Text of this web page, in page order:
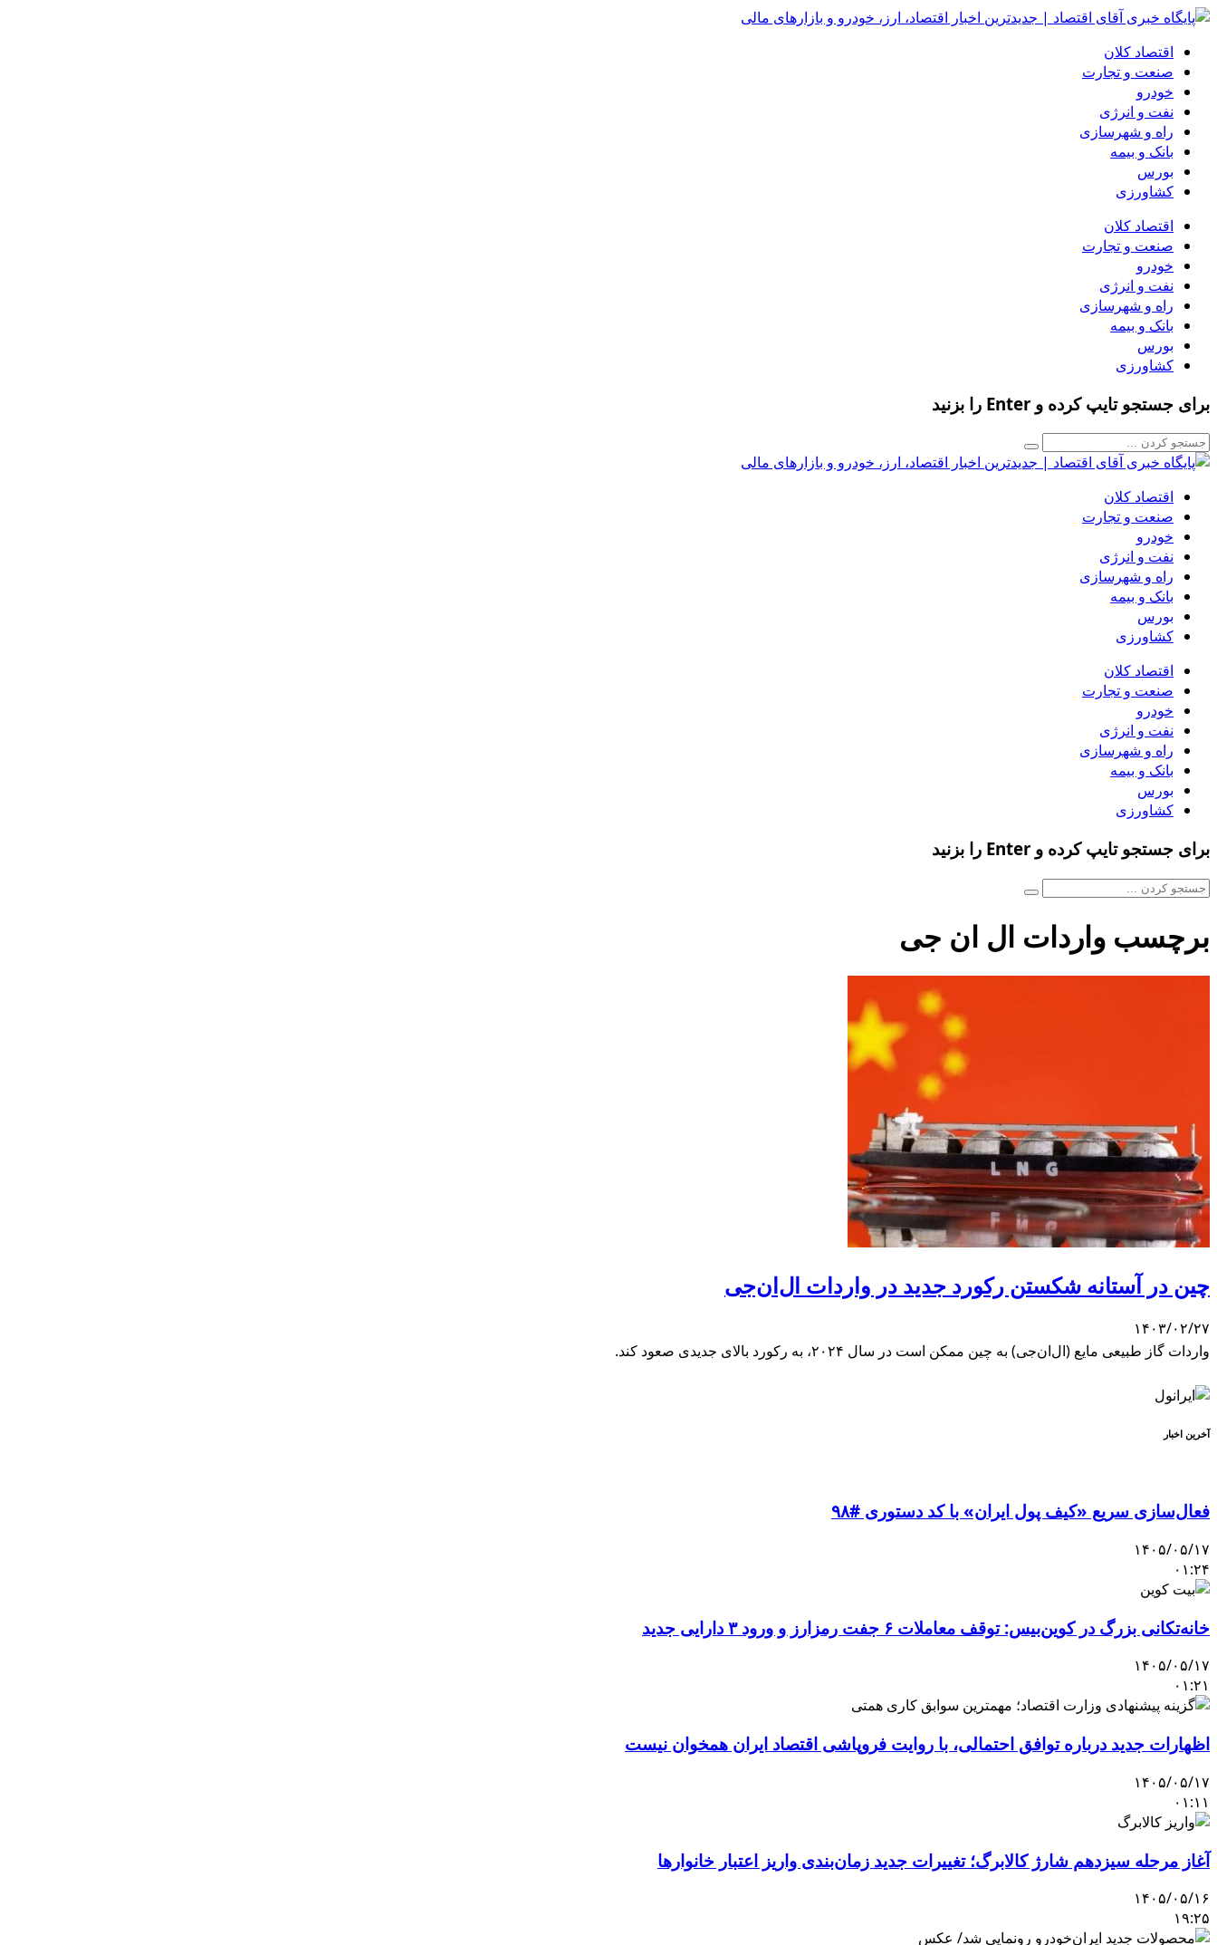
اقتصاد کلان
صنعت و تجارت
خودرو
نفت و انرژی
راه و شهرسازی
بانک و بیمه
بورس
کشاورزی
اقتصاد کلان
صنعت و تجارت
خودرو
نفت و انرژی
راه و شهرسازی
بانک و بیمه
بورس
کشاورزی
برای جستجو تایپ کرده و Enter را بزنید
اقتصاد کلان
صنعت و تجارت
خودرو
نفت و انرژی
راه و شهرسازی
بانک و بیمه
بورس
کشاورزی
اقتصاد کلان
صنعت و تجارت
خودرو
نفت و انرژی
راه و شهرسازی
بانک و بیمه
بورس
کشاورزی
برای جستجو تایپ کرده و Enter را بزنید
برچسب واردات ال ان جی
چین در آستانه شکستن رکورد جدید در واردات ال‌ان‌جی
۱۴۰۳/۰۲/۲۷
واردات گاز طبیعی مایع (ال‌ان‌جی) به چین ممکن است در سال ۲۰۲۴، به رکورد بالای جدیدی صعود کند.
آخرین اخبار
فعال‌سازی سریع «کیف پول ایران» با کد دستوری #۹۸
۱۴۰۵/۰۵/۱۷
۰۱:۲۴
خانه‌تکانی بزرگ در کوین‌بیس: توقف معاملات ۶ جفت رمزارز و ورود ۳ دارایی جدید
۱۴۰۵/۰۵/۱۷
۰۱:۲۱
اظهارات جدید درباره توافق احتمالی، با روایت فروپاشی اقتصاد ایران همخوان نیست
۱۴۰۵/۰۵/۱۷
۰۱:۱۱
آغاز مرحله سیزدهم شارژ کالابرگ؛ تغییرات جدید زمان‌بندی واریز اعتبار خانوارها
۱۴۰۵/۰۵/۱۶
۱۹:۲۵